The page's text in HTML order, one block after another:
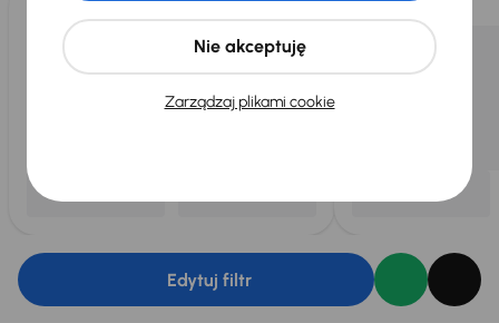
Edytuj filtr
Zarządzaj plikami cookie
Nie akceptuję